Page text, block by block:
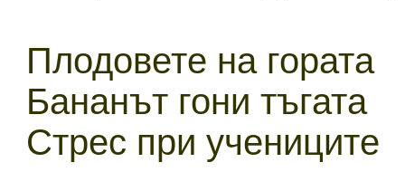
Плодовете на гората
Бананът гони тъгата
Стрес при учениците